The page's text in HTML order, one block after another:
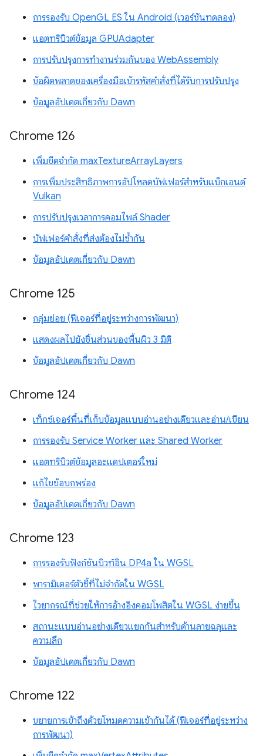
การรองรับ OpenGL ES ใน Android (เวอร์ชันทดลอง)
แอตทริบิวต์ข้อมูล GPUAdapter
การปรับปรุงการทำงานร่วมกันของ WebAssembly
ข้อผิดพลาดของเครื่องมือเข้ารหัสคำสั่งที่ได้รับการปรับปรุง
ข้อมูลอัปเดตเกี่ยวกับ Dawn
Chrome 126
เพิ่มขีดจำกัด maxTextureArrayLayers
การเพิ่มประสิทธิภาพการอัปโหลดบัฟเฟอร์สำหรับแบ็กเอนด์
Vulkan
การปรับปรุงเวลาการคอมไพล์ Shader
บัฟเฟอร์คำสั่งที่ส่งต้องไม่ซ้ำกัน
ข้อมูลอัปเดตเกี่ยวกับ Dawn
Chrome 125
กลุ่มย่อย (ฟีเจอร์ที่อยู่ระหว่างการพัฒนา)
แสดงผลไปยังชิ้นส่วนของพื้นผิว 3 มิติ
ข้อมูลอัปเดตเกี่ยวกับ Dawn
Chrome 124
เท็กซ์เจอร์พื้นที่เก็บข้อมูลแบบอ่านอย่างเดียวและอ่าน/เขียน
การรองรับ Service Worker และ Shared Worker
แอตทริบิวต์ข้อมูลอะแดปเตอร์ใหม่
แก้ไขข้อบกพร่อง
ข้อมูลอัปเดตเกี่ยวกับ Dawn
Chrome 123
การรองรับฟังก์ชันบิวท์อิน DP4a ใน WGSL
พารามิเตอร์ตัวชี้ที่ไม่จำกัดใน WGSL
ไวยากรณ์ที่ช่วยให้การอ้างอิงคอมโพสิตใน WGSL ง่ายขึ้น
สถานะแบบอ่านอย่างเดียวแยกกันสำหรับด้านลายฉลุและ
ความลึก
ข้อมูลอัปเดตเกี่ยวกับ Dawn
Chrome 122
ขยายการเข้าถึงด้วยโหมดความเข้ากันได้ (ฟีเจอร์ที่อยู่ระหว่าง
การพัฒนา)